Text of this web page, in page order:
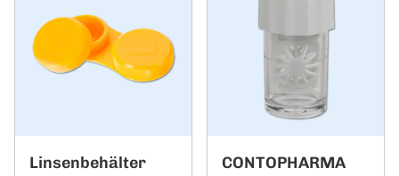
Linsenbehälter
CONTOPHARMA